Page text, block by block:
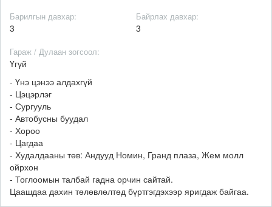
Барилгын давхар:
3
Байрлах давхар:
3
Гараж / Дулаан зогсоол:
Үгүй
- Үнэ цэнээ алдахгүй
- Цэцэрлэг
- Сургууль
- Автобусны буудал
- Хороо
- Цагдаа
- Худалдааны төв: Андууд Номин, Гранд плаза, Жем молл
ойрхон
- Тоглоомын талбай гадна орчин сайтай.
Цаашдаа дахин төлөвлөлтөд бүртгэгдэхээр яригдаж байгаа.